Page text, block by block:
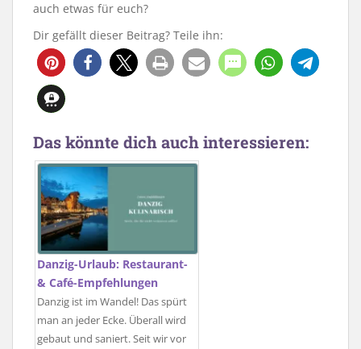
auch etwas für euch?
Dir gefällt dieser Beitrag? Teile ihn:
Das könnte dich auch interessieren:
Danzig-Urlaub: Restaurant-
& Café-Empfehlungen
Danzig ist im Wandel! Das spürt
man an jeder Ecke. Überall wird
gebaut und saniert. Seit wir vor